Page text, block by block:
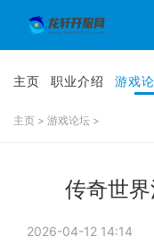
主页 职业介绍 游戏
主页 > 游戏论坛 >
传奇世
2026-04-12 14:14